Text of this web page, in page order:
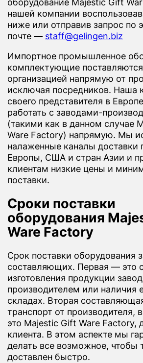
нашей компании
ниже или отправив запрос по
почте — staff@gelingen.biz
Импортное промышленное
комплектующие
организацией напрямую от
исключая посредников. Наша
своего представителя в
работать с заводами-
(такими как в данном случае
Ware Factory) напрямую. Мы
налаженные каналы доставки
Европы, США и стран Азии и
клиентам низкие цены и
поставки.
Сроки поставки
оборудования
Ware Factory
Срок поставки оборудования
составляющих. Первая — это
изготовления продукции
производителем или наличия
складах. Вторая
транспорт от производителя,
это Majestic Gift Ware Factory,
клиента. В этом аспекте мы
делать все возможное, чтобы
доставлен быстро.